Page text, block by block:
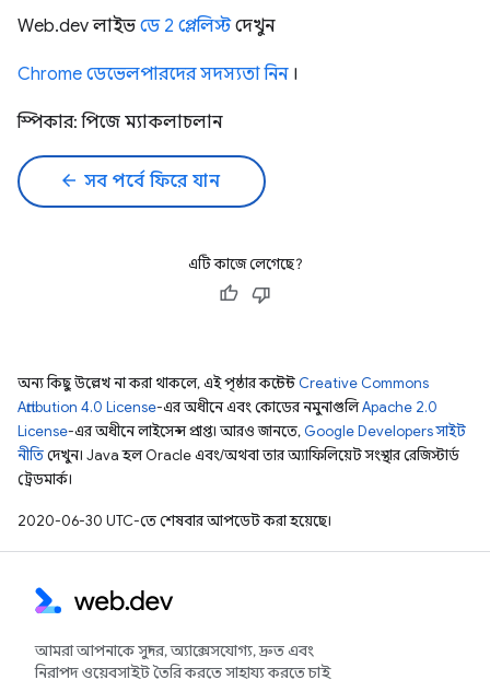
Web.dev লাইভ ডে 2 প্লেলিস্টদেখুন
Chrome ডেভেলপারদের সদস্যতা নিন।
স্পিকার: পিজে ম্যাকলাচলান
arrow_back সব পর্বে ফিরে যান
এটি কাজে লেগেছে?
অন্য কিছু উল্লেখ না করা থাকলে, এই পৃষ্ঠার কন্টেন্ট Creative Commons
Attribution 4.0 License-এর অধীনে এবং কোডের নমুনাগুলিApache 2.0
License-এর অধীনে লাইসেন্স প্রাপ্ত। আরও জানতে, Google Developers সাইট
নীতিদেখুন। Java হল Oracle এবং/অথবা তার অ্যাফিলিয়েট সংস্থার রেজিস্টার্ড
ট্রেডমার্ক।
2020-06-30 UTC-তে শেষবার আপডেট করা হয়েছে।
আমরা আপনাকে সুন্দর, অ্যাক্সেসযোগ্য, দ্রুত এবং
নিরাপদ ওয়েবসাইট তৈরি করতে সাহায্য করতে চাই